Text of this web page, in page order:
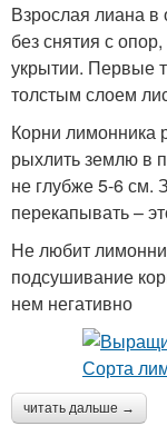
Взрослая лиана
без снятия с
укрытии. Первые
толстым слоем
Корни лимонника
рыхлить землю в
не глубже 5-6 см.
перекапывать –
Не любит
подсушивание
нем негативно
читать дальше →